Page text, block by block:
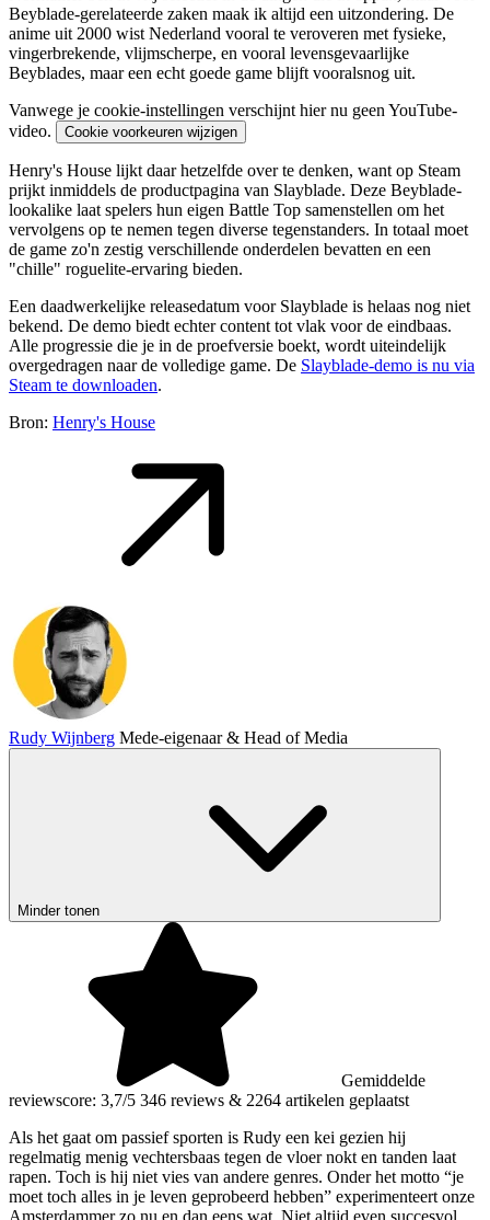
Beyblade-gerelateerde zaken maak ik altijd een uitzondering. De
anime uit 2000 wist Nederland vooral te veroveren met fysieke,
vingerbrekende, vlijmscherpe, en vooral levensgevaarlijke
Beyblades, maar een echt goede game blijft vooralsnog uit.
Vanwege je cookie-instellingen verschijnt hier nu geen YouTube-
video.
Cookie voorkeuren wijzigen
Henry's House lijkt daar hetzelfde over te denken, want op Steam
prijkt inmiddels de productpagina van Slayblade. Deze Beyblade-
lookalike laat spelers hun eigen Battle Top samenstellen om het
vervolgens op te nemen tegen diverse tegenstanders. In totaal moet
de game zo'n zestig verschillende onderdelen bevatten en een
"chille" roguelite-ervaring bieden.
Een daadwerkelijke releasedatum voor Slayblade is helaas nog niet
bekend. De demo biedt echter content tot vlak voor de eindbaas.
Alle progressie die je in de proefversie boekt, wordt uiteindelijk
overgedragen naar de volledige game. De Slayblade-demo is nu via
Steam te downloaden.
Bron: Henry's House
Rudy Wijnberg Mede-eigenaar & Head of Media
Minder tonen
Gemiddelde
reviewscore: 3,7/5 346 reviews & 2264 artikelen geplaatst
Als het gaat om passief sporten is Rudy een kei gezien hij
regelmatig menig vechtersbaas tegen de vloer nokt en tanden laat
rapen. Toch is hij niet vies van andere genres. Onder het motto “je
moet toch alles in je leven geprobeerd hebben” experimenteert onze
Amsterdammer zo nu en dan eens wat. Niet altijd even succesvol,